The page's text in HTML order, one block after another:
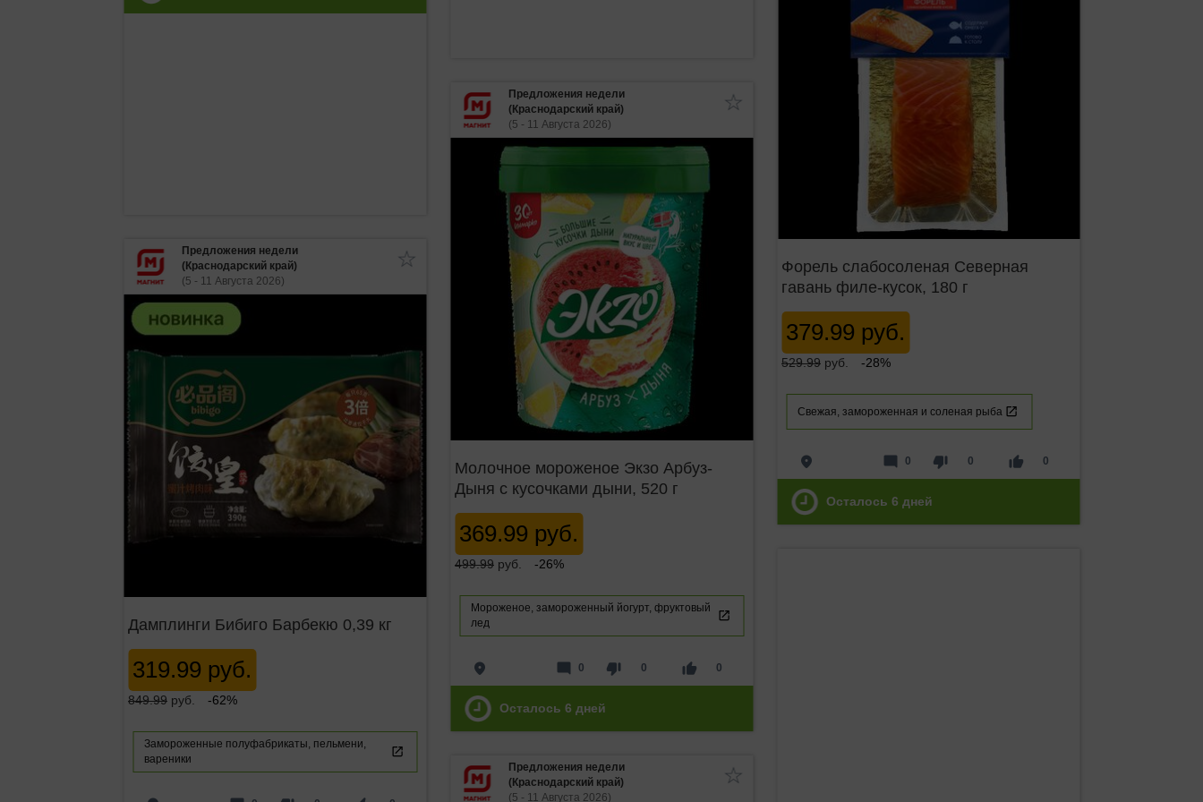
Форель слабосоленая Северная
гавань филе-кусок, 180 г
379.99 руб.
529.99 руб. -28%
Свежая, замороженная и соленая рыба
place thumb_down 0 thumb_up 0
mode_comment 0
Осталось 6 дней
Предложения недели
(Краснодарский край)
(5 - 11 Августа 2026)
Молочное мороженое Экзо Арбуз-
Дыня с кусочками дыни, 520 г
369.99 руб.
499.99 руб. -26%
Мороженое, замороженный йогурт, фруктовый
лед
place thumb_down 0 thumb_up 0
mode_comment 0
Осталось 6 дней
Предложения недели
(Краснодарский край)
(5 - 11 Августа 2026)
Дамплинги Бибиго Барбекю 0,39 кг
319.99 руб.
849.99 руб. -62%
Замороженные полуфабрикаты, пельмени,
вареники
Предложения недели
(Краснодарский край)
(5 - 11 Августа 2026)